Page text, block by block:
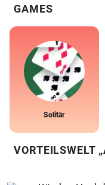
GAMES
Solitär
VORTEILSWELT